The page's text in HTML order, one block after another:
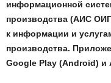
информационной
производства (АИС
к информации и
производства.
Google Play (Android) и